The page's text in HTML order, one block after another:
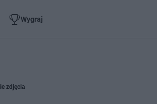
Wygraj
zdjęcia